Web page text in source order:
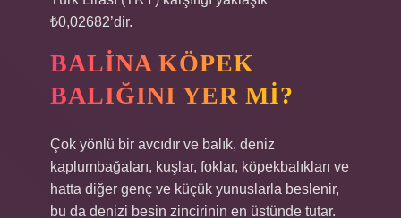
₺0,02682’dir.
BALINA KÖPEK
BALIĞINI YER MI?
Çok yönlü bir avcıdır ve balık, deniz
kaplumbağaları, kuşlar, foklar, köpekbalıkları ve
hatta diğer genç ve küçük yunuslarla beslenir,
bu da denizi besin zincirinin en üstünde tutar.